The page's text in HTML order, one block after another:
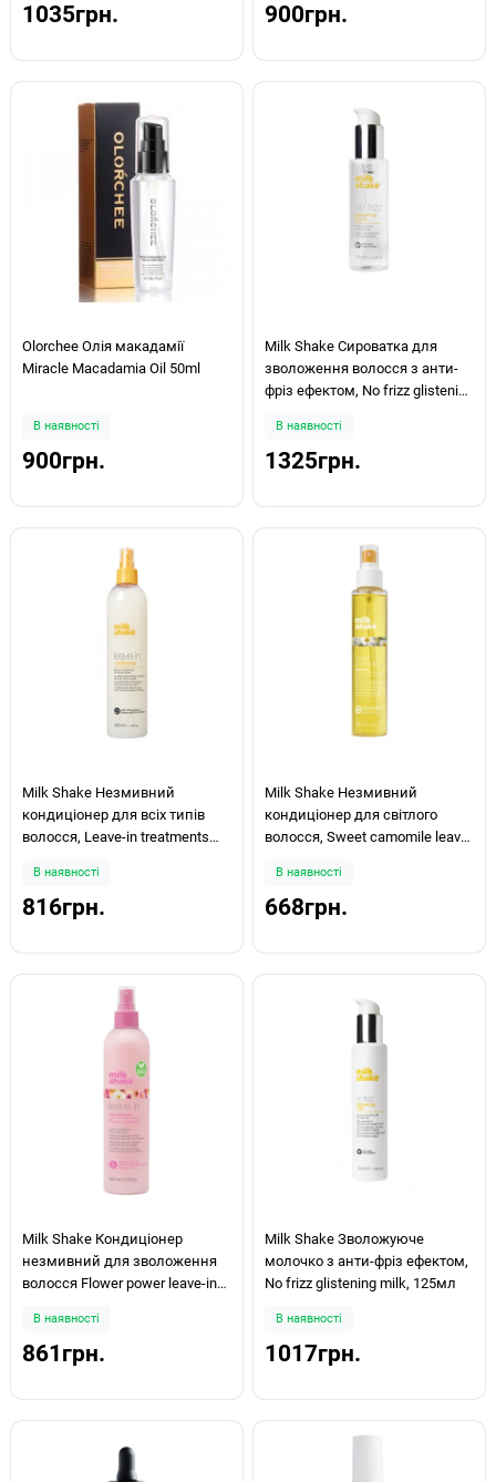
1035грн. 900грн.
Olorchee Олія макадамії
Miracle Macadamia Oil 50ml
В наявності
900грн.
Milk Shake Сироватка для
зволоження волосся з анти-
фріз ефектом, No frizz glistening
В наявності
1325грн.
Milk Shake Незмивний
кондиціонер для всіх типів
волосся, Leave-in treatments
В наявності
816грн.
Milk Shake Незмивний
кондиціонер для світлого
волосся, Sweet camomile leave
В наявності
668грн.
Milk Shake Кондиціонер
незмивний для зволоження
волосся Flower power leave-in
В наявності
861грн.
Milk Shake Зволожуюче
молочко з анти-фріз ефектом,
No frizz glistening milk, 125мл
В наявності
1017грн.